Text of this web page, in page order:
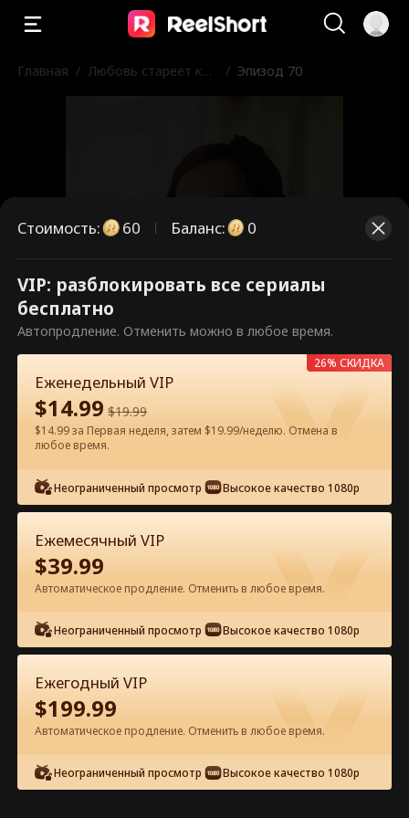
Главная / Любовь стареет как
/ Эпизод 70
Это платные эпизоды.
Разблокируйте, чтобы смотреть.
60 Разблокировать сейчас
Эпизод 70 - Любовь стареет как
хорошее вино Полный фильм
0-49 50-75 Все эпизоды
70
Стоимость: 60 Баланс: 0
VIP: разблокировать все сериалы
бесплатно
Автопродление. Отменить можно в любое время.
Еженедельный VIP
$14.99 $19.99
$14.99 за Первая неделя, затем $19.99/неделю. Отмена в
любое время.
Неограниченный просмотр Высокое качество 1080p
26% СКИДКА
Ежемесячный VIP
$39.99
Автоматическое продление. Отменить в любое время.
Неограниченный просмотр Высокое качество 1080p
Ежегодный VIP
$199.99
Автоматическое продление. Отменить в любое время.
Неограниченный просмотр Высокое качество 1080p